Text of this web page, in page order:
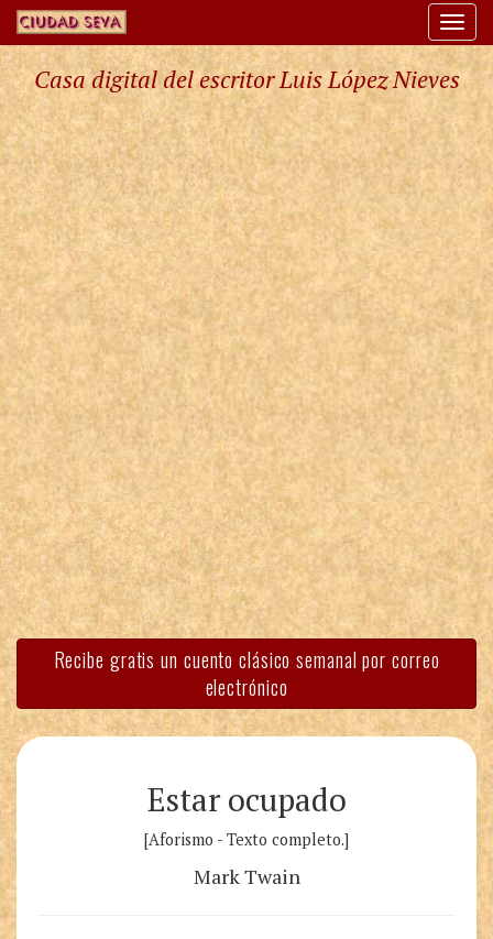
Casa digital del escritor Luis López Nieves
Recibe gratis un cuento clásico semanal por correo
electrónico
Estar ocupado
[Aforismo - Texto completo.]
Mark Twain